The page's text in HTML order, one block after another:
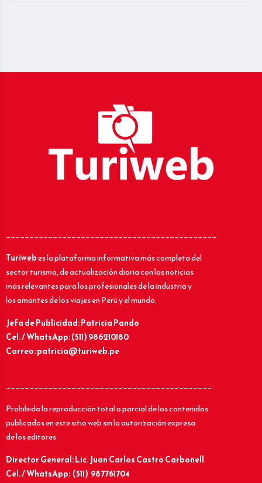
_____________________________________________
Turiwebes la plataforma informativa más completa del
sector turismo, de actualización diaria con las noticias
más relevantes para los profesionales de la industria y
los amantes de los viajes en Perú y el mundo.
Jefa de Publicidad: Patricia Pando
Cel. / WhatsApp: (511) 986210180
Correo: patricia@turiweb.pe
____________________________________________
Prohibida la reproducción total o parcial de los contenidos
publicados en este sitio web sin la autorización expresa
de los editores.
Director General: Lic.Juan Carlos Castro Carbonell
Cel. / WhatsApp: (511) 987761704